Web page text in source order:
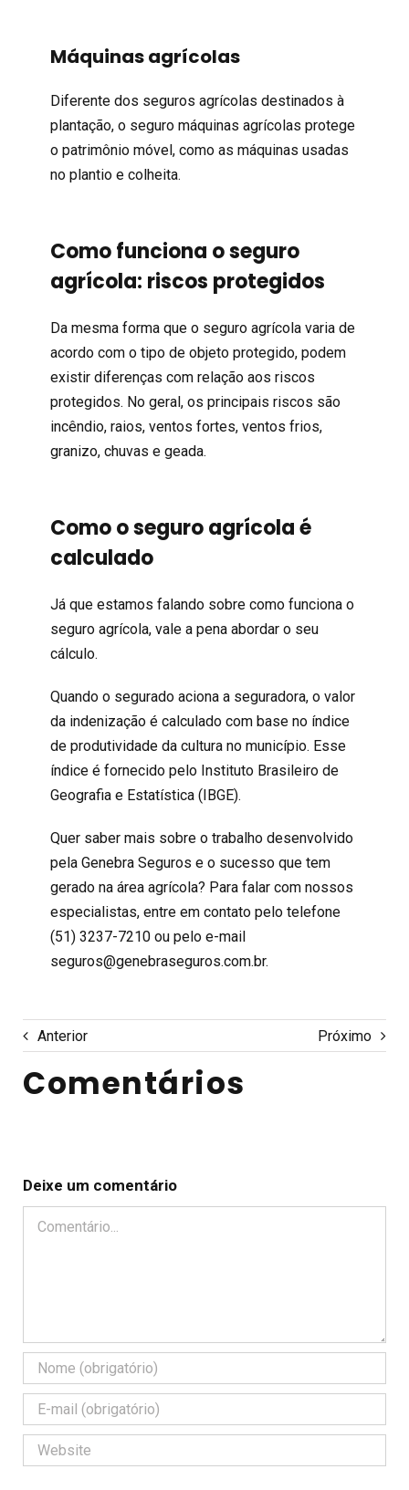
Máquinas agrícolas
Diferente dos seguros agrícolas destinados à
plantação, o seguro máquinas agrícolas protege
o patrimônio móvel, como as máquinas usadas
no plantio e colheita.
Como funciona o seguro
agrícola: riscos protegidos
Da mesma forma que o seguro agrícola varia de
acordo com o tipo de objeto protegido, podem
existir diferenças com relação aos riscos
protegidos. No geral, os principais riscos são
incêndio, raios, ventos fortes, ventos frios,
granizo, chuvas e geada.
Como o seguro agrícola é
calculado
Já que estamos falando sobre como funciona o
seguro agrícola, vale a pena abordar o seu
cálculo.
Quando o segurado aciona a seguradora, o valor
da indenização é calculado com base no índice
de produtividade da cultura no município. Esse
índice é fornecido pelo Instituto Brasileiro de
Geografia e Estatística (IBGE).
Quer saber mais sobre o trabalho desenvolvido
pela Genebra Seguros e o sucesso que tem
gerado na área agrícola? Para falar com nossos
especialistas, entre em contato pelo telefone
(51) 3237-7210 ou pelo e-mail
seguros@genebraseguros.com.br.
Anterior Próximo
Comentários
Deixe um comentário
Comentário